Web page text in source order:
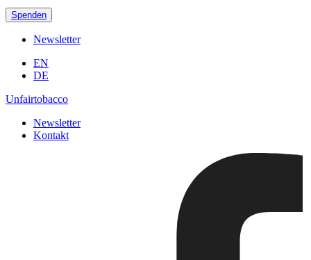
Spenden
Newsletter
EN
DE
Unfairtobacco
Newsletter
Kontakt